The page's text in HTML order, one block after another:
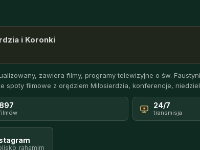
i Koronki
zawiera filmy, programy telewizyjne o św.
spoty filmowe z orędziem Miłosierdzia, konferencje,
897 24/7
transmisja